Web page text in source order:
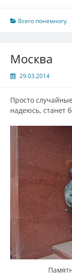
Всего понемногу
Москва
29.03.2014
Просто
надеюсь, станет